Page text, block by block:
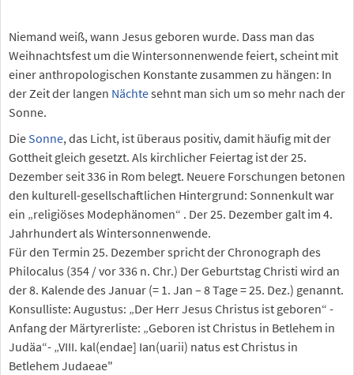
Niemand weiß, wann Jesus geboren wurde. Dass man das
Weihnachtsfest um die Wintersonnenwende feiert, scheint mit
einer anthropologischen Konstante zusammen zu hängen: In
der Zeit der langen Nächtesehnt man sich um so mehr nach der
Sonne.
Die Sonne, das Licht, ist überaus positiv, damit häufig mit der
Gottheit gleich gesetzt. Als kirchlicher Feiertag ist der 25.
Dezember seit 336 in Rom belegt. Neuere Forschungen betonen
den kulturell-gesellschaftlichen Hintergrund: Sonnenkult war
ein „religiöses Modephänomen“ . Der 25. Dezember galt im 4.
Jahrhundert als Wintersonnenwende.
Für den Termin 25. Dezember spricht der Chronograph des
Philocalus (354 / vor 336 n. Chr.) Der Geburtstag Christi wird an
der 8. Kalende des Januar (= 1. Jan – 8 Tage = 25. Dez.) genannt.
Konsulliste: Augustus: „Der Herr Jesus Christus ist geboren“ -
Anfang der Märtyrerliste: „Geboren ist Christus in Betlehem in
Judäa“- „VIII. kal(endae] Ian(uarii) natus est Christus in
Betlehem Judaeae"